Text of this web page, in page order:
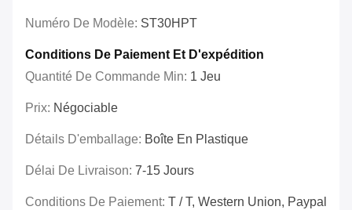
Numéro De Modèle: ST30HPT
Conditions De Paiement Et D'expédition
Quantité De Commande Min: 1 Jeu
Prix: Négociable
Détails D'emballage: Boîte En Plastique
Délai De Livraison: 7-15 Jours
Conditions De Paiement: T / T, Western Union, Paypal